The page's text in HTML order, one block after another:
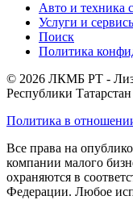
Авто и техника
Услуги и
Поиск
Политика
© 2026 ЛКМБ РТ -
Республики Татарстан
Политика в
Все права на
компании малого
охраняются в
Федерации. Любое